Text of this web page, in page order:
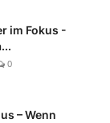
im Fokus -
0
– Wenn